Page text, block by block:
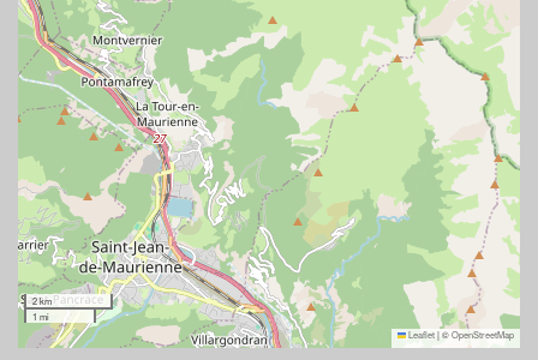
2 km
1 mi
Leaflet|©OpenStreetMap